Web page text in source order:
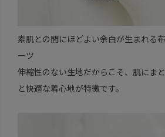
素肌との間にほどよい余白が生まれる
ーツ
伸縮性のない生地だからこそ、肌にま
と快適な着心地が特徴です。